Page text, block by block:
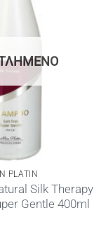
PLATIN
Silk Therapy
Gentle 400ml